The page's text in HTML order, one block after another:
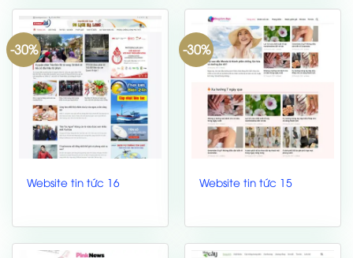
-30%
Website tin tức 16
-30%
Website tin tức 15